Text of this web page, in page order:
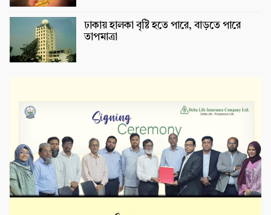
ঢাকায় হালকা বৃষ্টি হতে পারে, বাড়তে পারে
তাপমাত্রা